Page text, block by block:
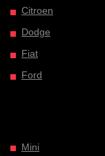
Citroen
Dodge
Fiat
Ford
Mini